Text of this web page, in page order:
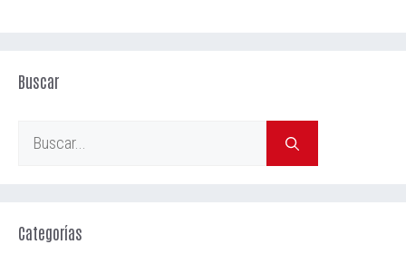
Buscar
Categorías